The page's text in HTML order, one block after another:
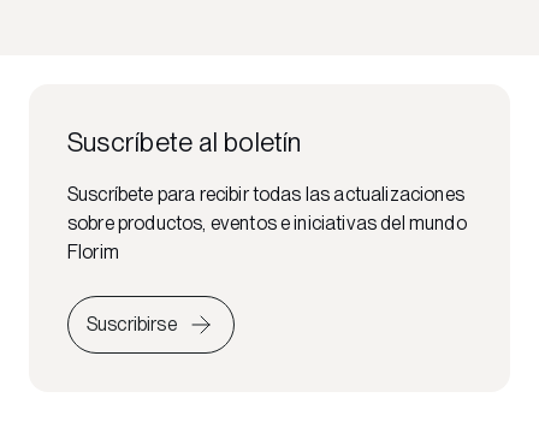
Suscríbete al boletín
Suscríbete para recibir todas las actualizaciones
sobre productos, eventos e iniciativas del mundo
Florim
Suscribirse